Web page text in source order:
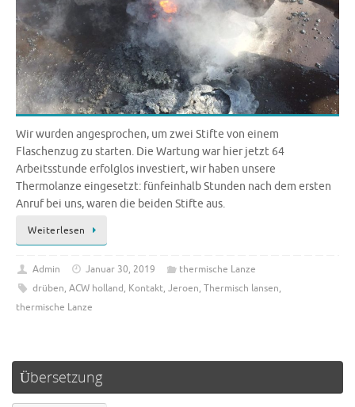
Wir wurden angesprochen, um zwei Stifte von einem
Flaschenzug zu starten. Die Wartung war hier jetzt 64
Arbeitsstunde erfolglos investiert, wir haben unsere
Thermolanze eingesetzt: fünfeinhalb Stunden nach dem ersten
Anruf bei uns, waren die beiden Stifte aus.
Weiterlesen
Admin Januar 30, 2019
thermische Lanze
drüben, ACW holland, Kontakt, Jeroen, Thermisch lansen,
thermische Lanze
Übersetzung